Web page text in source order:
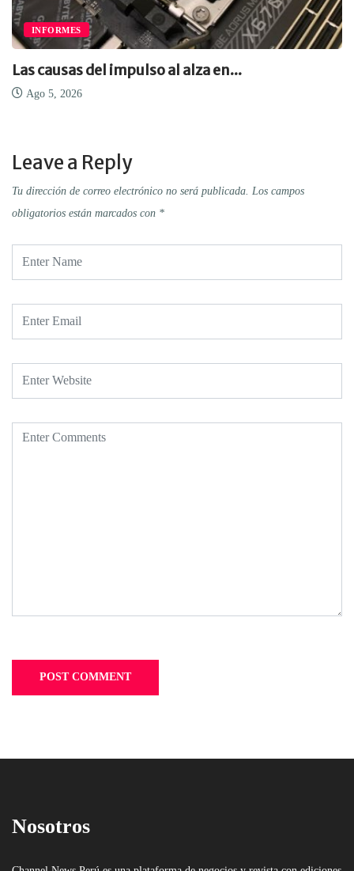
INFORMES
Las causas del impulso al alza en...
Ago 5, 2026
Leave a Reply
Tu dirección de correo electrónico no será publicada. Los campos
obligatorios están marcados con *
Nosotros